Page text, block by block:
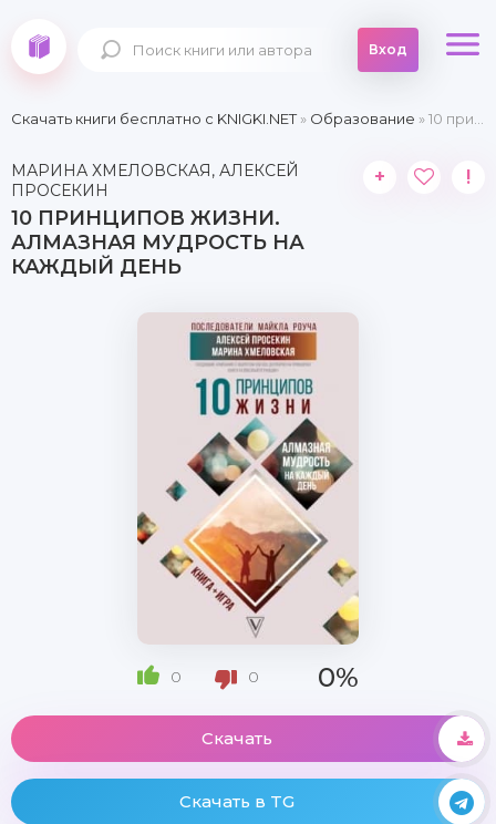
Вход
Скачать книги бесплатно c KNIGKI.NET» Образование » 10 принципов жизни. Алмазная мудрость на каждый день
МАРИНА ХМЕЛОВСКАЯ, АЛЕКСЕЙ
ПРОСЕКИН
10 ПРИНЦИПОВ ЖИЗНИ.
АЛМАЗНАЯ МУДРОСТЬ НА
КАЖДЫЙ ДЕНЬ
+ !
0 0 0%
Скачать
Скачать в TG